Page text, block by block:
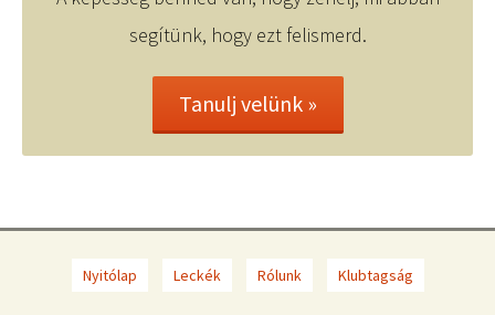
segítünk, hogy ezt felismerd.
Tanulj velünk »
Nyitólap Leckék Rólunk Klubtagság